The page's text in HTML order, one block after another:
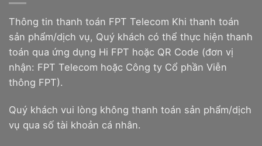
Thông tin thanh toán FPT Telecom Khi thanh toán
sản phẩm/dịch vụ, Quý khách có thể thực hiện thanh
toán qua ứng dụng Hi FPT hoặc QR Code (đơn vị
nhận: FPT Telecom hoặc Công ty Cổ phần Viễn
thông FPT).
Quý khách vui lòng không thanh toán sản phẩm/dịch
vụ qua số tài khoản cá nhân.